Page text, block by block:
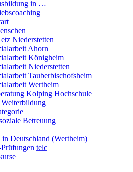
in …
Niederstetten
Ahorn
Königheim
Niederstetten
Tauberbischofsheim
Wertheim
Kolping Hochschule
Betreuung
Deutschland (Wertheim)
telc